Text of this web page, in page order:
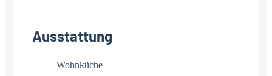
Ausstattung
Wohnküche